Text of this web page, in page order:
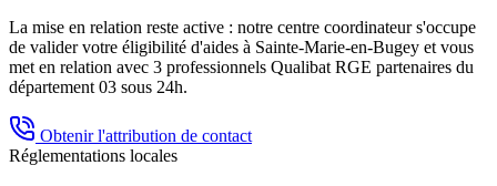
La mise en relation reste active : notre centre coordinateur s'occupe
de valider votre éligibilité d'aides à Sainte-Marie-en-Bugey et vous
met en relation avec 3 professionnels Qualibat RGE partenaires du
département 03 sous 24h.
Obtenir l'attribution de contact
Réglementations locales